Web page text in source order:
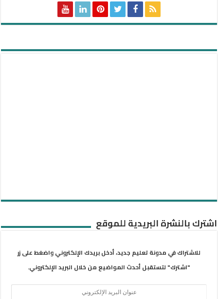
اشترك بالنشرة البريدية للموقع
للاشتراك في مدونة تعليم جديد، أدخل بريدك الإلكتروني واضغط على زر
"اشترك" لتستقبل أحدث المواضيع من خلال البريد الإلكتروني.